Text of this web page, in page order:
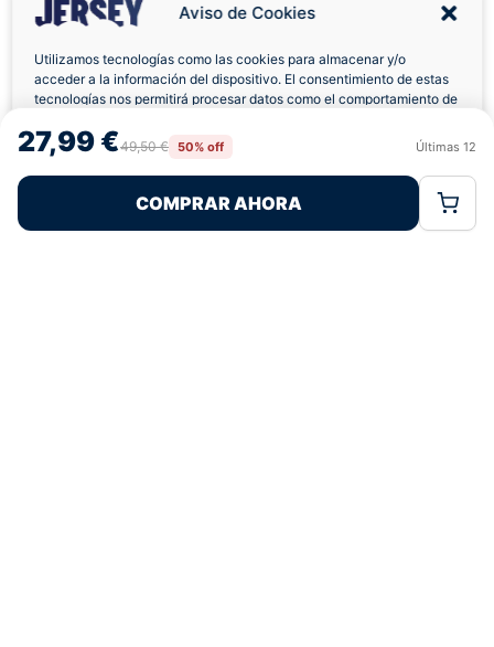
Aviso de Cookies
Utilizamos tecnologías como las cookies para almacenar y/o
acceder a la información del dispositivo. El consentimiento de estas
tecnologías nos permitirá procesar datos como el comportamiento de
retirar el consentimiento, puede afectar negativamente a ciertas
características y funciones.
Rechazar
Política de CookiesPolítica de Privacidad
27,99 €49,50 € 50% off Últimas 12
COMPRAR AHORA
Envíos a Domicilio Devolución 7 Días
Pagos 100% Seguros Ofertas Sin Límites